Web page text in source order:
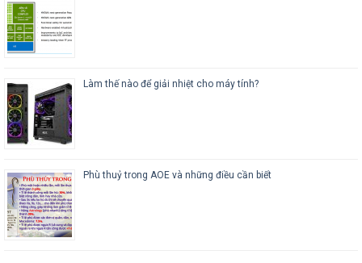
Làm thế nào để giải nhiệt cho máy tính?
Phù thuỷ trong AOE và những điều cần biết